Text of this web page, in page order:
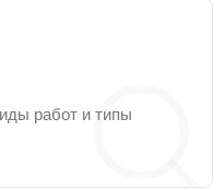
работ и типы